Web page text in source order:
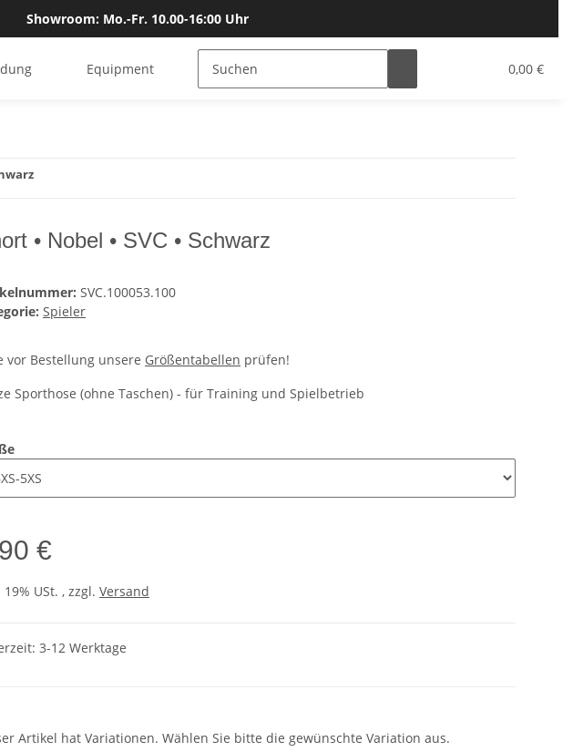
Showroom: Mo.-Fr. 10.00-16:00 Uhr
0,00 €
Equipment Bälle Gutscheine
• Nobel • SVC • Schwarz
SVC.100053.100
Spieler
vor Bestellung unsere Größentabellen prüfen!
Sporthose (ohne Taschen) - für Training und Spielbetrieb
€
USt. , zzgl. Versand
3-12 Werktage
Artikel hat Variationen. Wählen Sie bitte die gewünschte Variation aus.